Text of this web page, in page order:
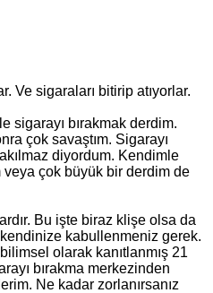
Ve sigaraları bitirip atıyorlar.
sigarayı bırakmak derdim.
çok savaştım. Sigarayı
diyordum. Kendimle
veya çok büyük bir derdim de
Bu işte biraz klişe olsa da
kabullenmeniz gerek.
olarak kanıtlanmış 21
bırakma merkezinden
Ne kadar zorlanırsanız